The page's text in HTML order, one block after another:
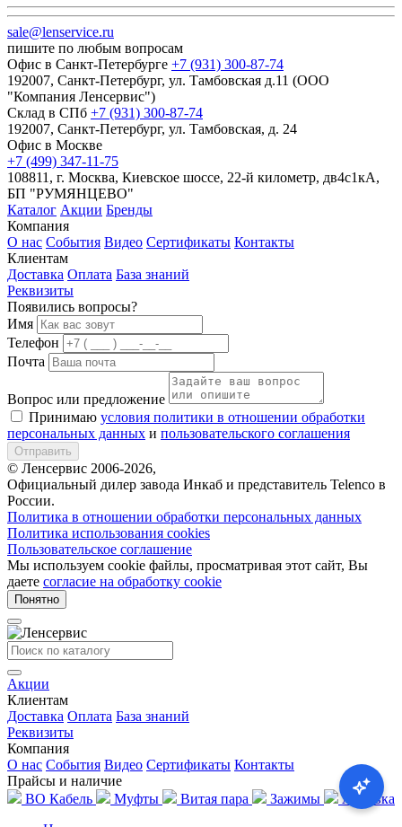
sale@lenservice.ru
пишите по любым вопросам
Офис в Санкт-Петербурге +7 (931) 300-87-74
192007, Санкт-Петербург, ул. Тамбовская д.11 (ООО
"Компания Ленсервис")
Склад в СПб +7 (931) 300-87-74
192007, Санкт-Петербург, ул. Тамбовская, д. 24
Офис в Москве
+7 (499) 347-11-75
108811, г. Москва, Киевское шоссе, 22-й километр, дв4с1кА,
БП "РУМЯНЦЕВО"
Каталог Акции Бренды
Компания
О нас События Видео Сертификаты Контакты
Клиентам
Доставка Оплата База знаний
Реквизиты
Появились вопросы?
Имя
Телефон
Почта
Вопрос или предложение
Принимаю условия политики в отношении обработки
персональных данных и пользовательского соглашения
Отправить
© Ленсервис 2006-2026,
Официальный дилер завода Инкаб и представитель Telenco в
России.
Политика в отношении обработки персональных данных
Политика использования cookies
Пользовательское соглашение
Мы используем cookie файлы, просматривая этот сайт, Вы
даете согласие на обработку cookie
Понятно
Акции
Клиентам
Доставка Оплата База знаний
Реквизиты
Компания
О нас События Видео Сертификаты Контакты
Прайсы и наличие
ВО Кабель
Муфты Витая пара Зажимы
Активка